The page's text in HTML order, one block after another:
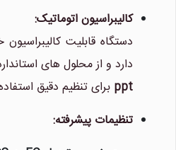
کالیبراسیون اتوماتیک:
دستگاه قابلیت
دارد و از محلول های
ppt برای تنظیم دقیق
تنظیمات پیشرفته:
نیلان
هستیم.